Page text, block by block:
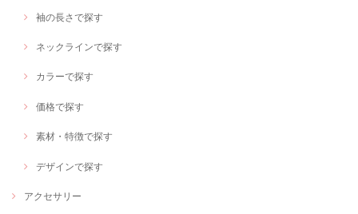
袖の長さで探す
ネックラインで探す
カラーで探す
価格で探す
素材・特徴で探す
デザインで探す
アクセサリー